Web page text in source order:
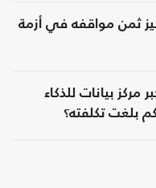
ثمن مواقفه في أزمة
مركز بيانات للذكاء
بلغت تكلفته؟